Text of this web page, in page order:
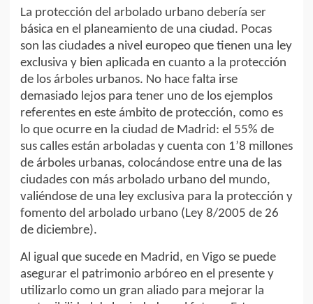
La protección del arbolado urbano debería ser
básica en el planeamiento de una ciudad. Pocas
son las ciudades a nivel europeo que tienen una ley
exclusiva y bien aplicada en cuanto a la protección
de los árboles urbanos. No hace falta irse
demasiado lejos para tener uno de los ejemplos
referentes en este ámbito de protección, como es
lo que ocurre en la ciudad de Madrid: el 55% de
sus calles están arboladas y cuenta con 1’8 millones
de árboles urbanas, colocándose entre una de las
ciudades con más arbolado urbano del mundo,
valiéndose de una ley exclusiva para la protección y
fomento del arbolado urbano (Ley 8/2005 de 26
de diciembre).
Al igual que sucede en Madrid, en Vigo se puede
asegurar el patrimonio arbóreo en el presente y
utilizarlo como un gran aliado para mejorar la